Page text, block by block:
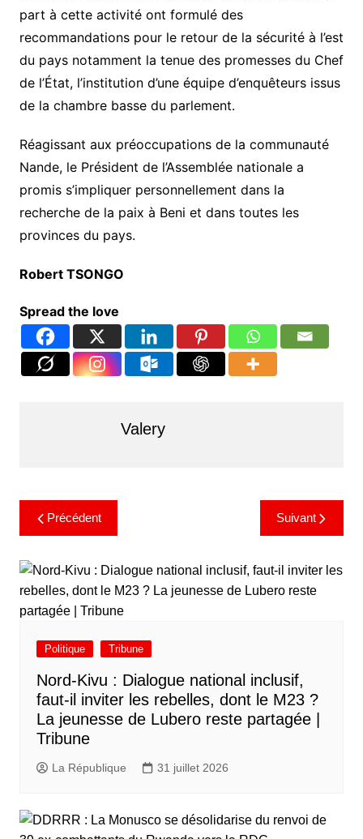
part à cette activité ont formulé des
recommandations pour le retour de la sécurité à l’est
du pays notamment la tenue des promesses du Chef
de l’État, l’institution d’une équipe d’enquêteurs issus
de la chambre basse du parlement.
Réagissant aux préoccupations de la communauté
Nande, le Président de l’Assemblée nationale a
promis s’impliquer personnellement dans la
recherche de la paix à Beni et dans toutes les
provinces du pays.
Robert TSONGO
Spread the love
Valery
Précédent Suivant
Politique Tribune
Nord-Kivu : Dialogue national inclusif,
faut-il inviter les rebelles, dont le M23 ?
La jeunesse de Lubero reste partagée |
Tribune
La République 31 juillet 2026